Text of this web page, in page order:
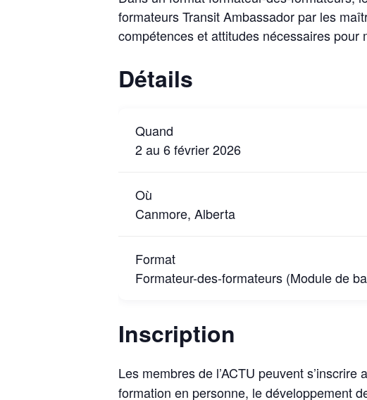
formateurs Transit Ambassador par les
compétences et attitudes nécessaires pour
Détails
Quand
2 au 6 février 2026
Où
Canmore, Alberta
Format
Formateur-des-formateurs (Module de
Inscription
Les membres de l’ACTU peuvent s’inscrire
formation en personne, le développement